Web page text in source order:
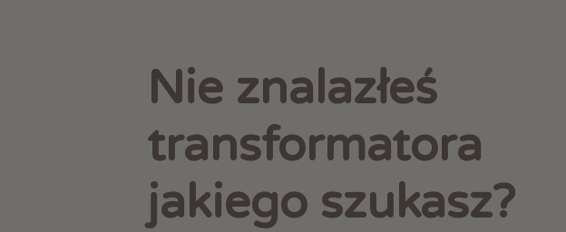
Nie znalazłeś
transformatora
jakiego szukasz?